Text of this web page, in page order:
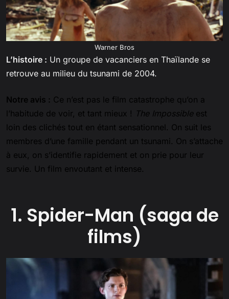
Warner Bros
L’histoire : Un groupe de vacanciers en Thaïlande se
retrouve au milieu du tsunami de 2004.
Notre avis : Ce n’est pas le film catastrophe qu’on a
l’habitude de voir, et tant mieux ! The Impossibleest
loin des clichés tout en étant sensationnel. On suit les
membres d’une famille pendant un tsunami. On s’attache
à eux, on s’identifie rapidement et on prie pour leur
survie. Un film envoutant et intense.
1. Spider-Man (saga de
films)